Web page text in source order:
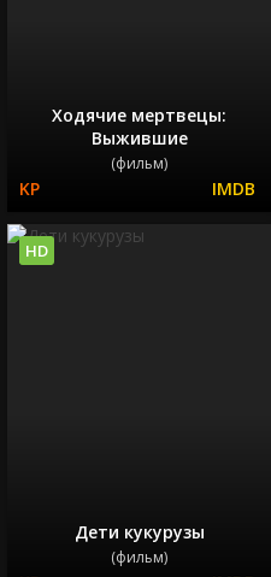
Ходячие мертвецы:
Выжившие
(фильм)
Дети кукурузы
(фильм)
HD